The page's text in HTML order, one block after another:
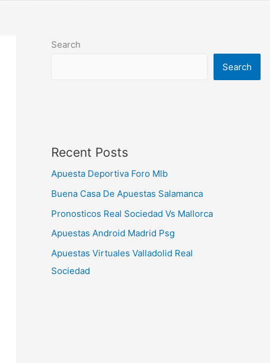
Search
Search
Recent Posts
Apuesta Deportiva Foro Mlb
Buena Casa De Apuestas Salamanca
Pronosticos Real Sociedad Vs Mallorca
Apuestas Android Madrid Psg
Apuestas Virtuales Valladolid Real
Sociedad